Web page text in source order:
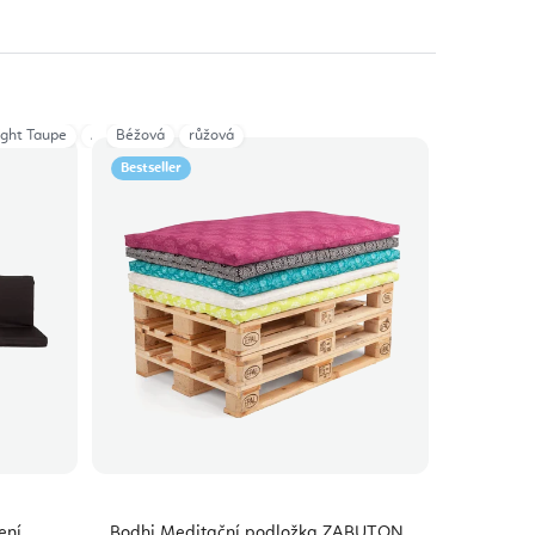
Taupe Anthracite
Bestseller
Béžová růžová